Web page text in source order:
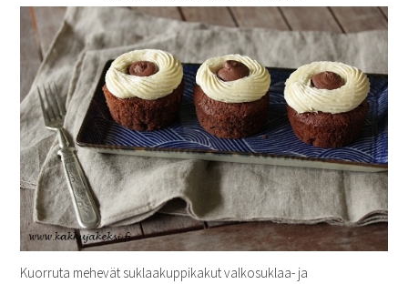
Kuorruta mehevät suklaakuppikakut valkosuklaa- ja